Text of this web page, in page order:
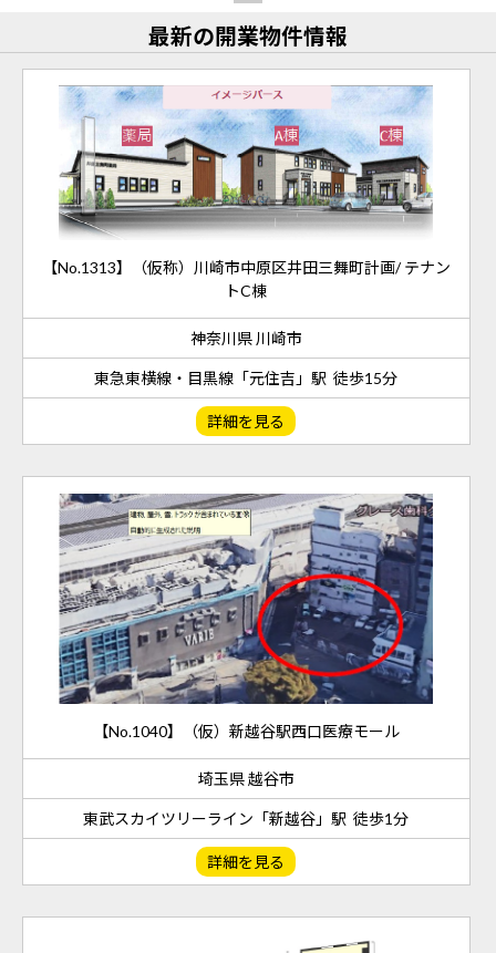
最新の開業物件情報
【No.1313】（仮称）川崎市中原区井田三舞町計画/ テナン
トC棟
神奈川県 川崎市
東急東横線・目黒線「元住吉」駅 徒歩15分
詳細を見る
【No.1040】（仮）新越谷駅西口医療モール
埼玉県 越谷市
東武スカイツリーライン「新越谷」駅 徒歩1分
詳細を見る